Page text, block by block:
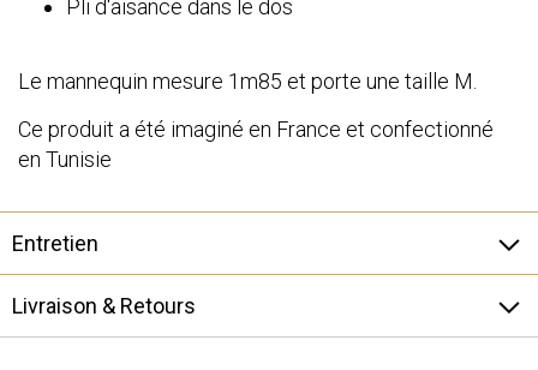
Pli d'aisance dans le dos
Le mannequin mesure 1m85 et porte une taille M.
Ce produit a été imaginé en France et confectionné
en Tunisie
Entretien
Livraison & Retours